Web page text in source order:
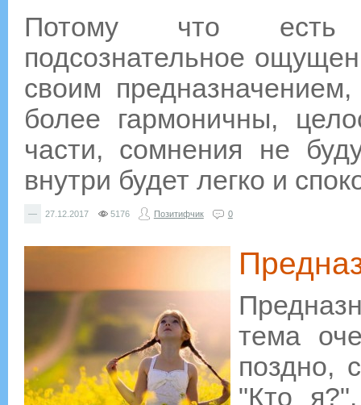
Потому что есть
подсознательное
своим
более гармоничны,
части, сомнения не
внутри будет легко и
— 27.12.2017 5176 Позитифчик 0
тема
поздно,
"Кто